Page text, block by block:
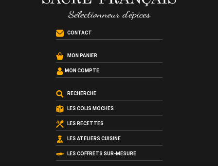
CONTACT
MON PANIER
MON COMPTE
RECHERCHE
LES COLIS MOCHES
LES RECETTES
LES ATELIERS CUISINE
LES COFFRETS SUR-MESURE